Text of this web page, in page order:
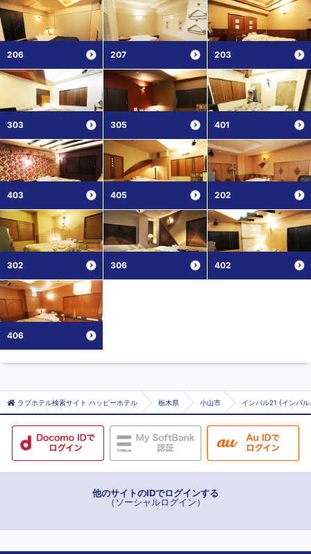
206 207 203
303 305 401
403 405 202
302 306 402
406
ラブホテル検索サイト ハッピーホテル 栃木県 小山市 インパル21 (インパ
他のサイトのIDでログインする
（ソーシャルログイン）